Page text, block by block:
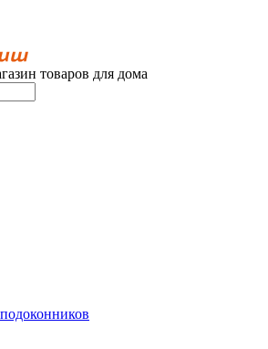
товаров для дома